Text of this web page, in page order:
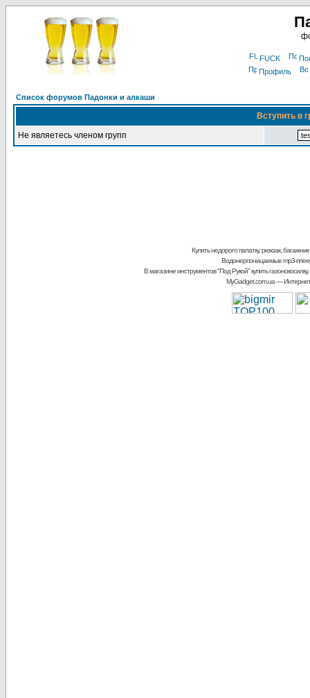
FUCK
Профиль
Список форумов Падонки и алкаши
Вступить в
Не являетесь членом групп
Купить недорого палатку, рюкзак, багажник
Водонерпоницаемые mp3-
В магазине инструментов "Под Рукой"купить
MyGadget.com.ua—